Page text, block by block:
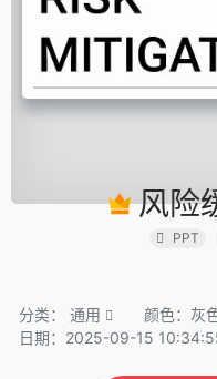
风险
PPT
分类： 通用 颜色：灰
日期：2025-09-15